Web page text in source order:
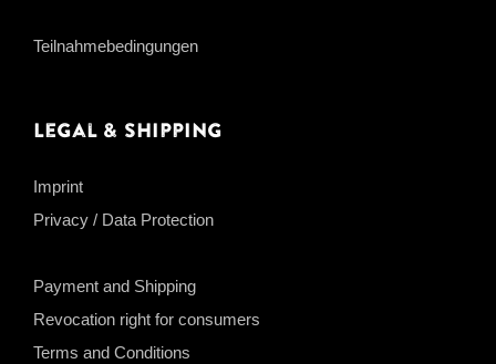
Teilnahmebedingungen
Legal & Shipping
Imprint
Privacy / Data Protection
Payment and Shipping
Revocation right for consumers
Terms and Conditions